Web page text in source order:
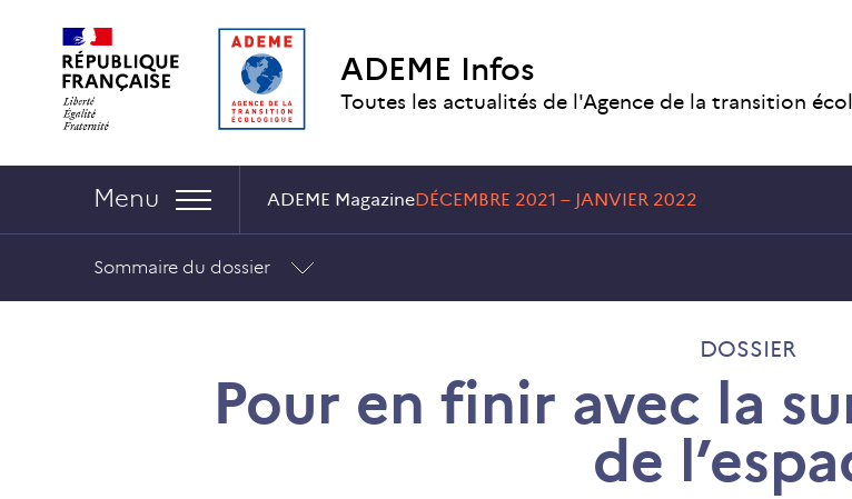
contenu
menu
cookies
ADEME Infos
Toutes les actualités de l'Agence de la transition
Navigation :
Menu ADEME MagazineDÉCEMBRE 2021 – JANVIER 2022
Sommaire du dossier
DOSSIER
Pour en finir avec la
de